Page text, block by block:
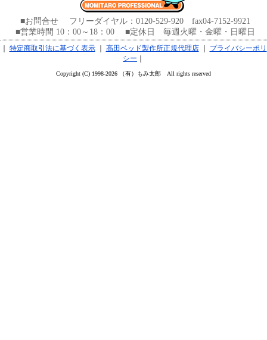
■お問合せ フリーダイヤル：0120-529-920 fax04-7152-9921
■営業時間 10：00～18：00 ■定休日 毎週火曜・金曜・日曜日
特定商取引法に基づく表示｜ 高田ベッド製作所正規代理店｜
プライバシーポリ
シー
Copyright (C) 1998-2026 （有）もみ太郎 All rights reserved